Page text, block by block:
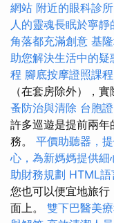
網站 附近的眼科診
人的靈魂長眠於寧靜
角落都充滿創意 基
助您解決生活中的疑
程 腳底按摩證照課程
（在套房除外），
蚤防治與清除 台胞
許多巡遊是提前兩年
務。 平價助聽器，
心，為新媽媽提供細
助財務規劃 HTML語
您也可以便宜地旅
面上。 雙下巴醫美